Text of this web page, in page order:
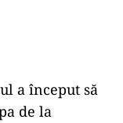
a început să
de la